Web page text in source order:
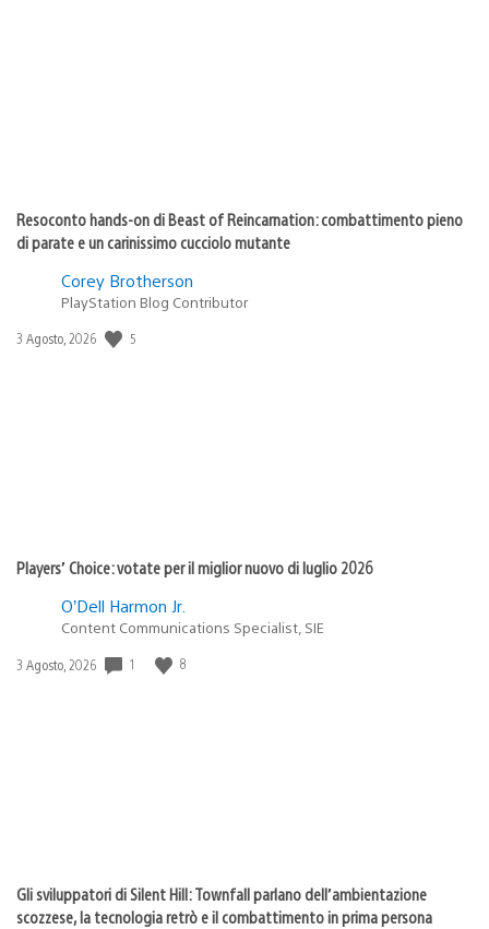
Resoconto hands-on di Beast of Reincarnation: combattimento pieno
di parate e un carinissimo cucciolo mutante
Corey Brotherson
PlayStation Blog Contributor
Data
3 Agosto, 2026 5
Players’ Choice: votate per il miglior nuovo di luglio 2026
O’Dell Harmon Jr.
Content Communications Specialist, SIE
Data
3 Agosto, 2026 1 8
Gli sviluppatori di Silent Hill: Townfall parlano dell’ambientazione
scozzese, la tecnologia retrò e il combattimento in prima persona